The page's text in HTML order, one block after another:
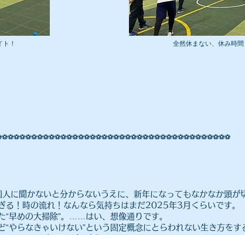
！ 全然休まない、休み時間
に聞かないと分からないうえに、新年になってもなかなか頭が
！時の流れ！なんなら気持ちはまだ2025年3月くらいです。
“早めの大掃除”。……はい、想像通りです。
“やらなきゃいけない”という固定概念にとらわれない生き方をす